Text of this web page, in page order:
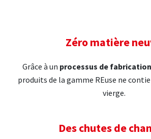
Zéro matière
Grâce à un processus de
produits de la gamme REuse ne
vierge.
Des chutes de